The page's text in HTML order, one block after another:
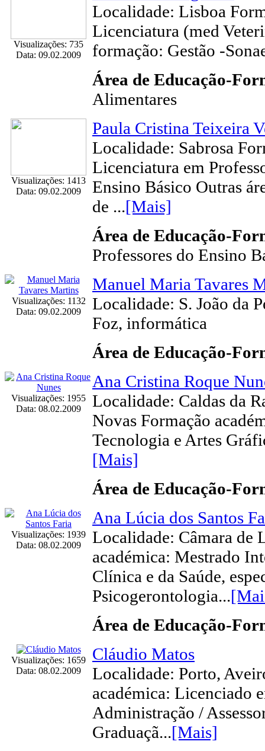
Visualizações: 735
Data: 09.02.2009
Localidade: Lisboa
Licenciatura (med
formação: Gestão -
Área de Educação-
Alimentares
Visualizações: 1413
Data: 09.02.2009
Paula Cristina Teixeira
Localidade: Sabrosa
Licenciatura em
Ensino Básico Outras
de ...[Mais]
Área de Educação-
Professores do Ensino
Visualizações: 1132
Data: 09.02.2009
Manuel Maria Tavares
Localidade: S. João da
Foz, informática
Área de Educação-
Visualizações: 1955
Data: 08.02.2009
Ana Cristina Roque
Localidade: Caldas da
Novas Formação
Tecnologia e Artes
[Mais]
Área de Educação-
Visualizações: 1939
Data: 08.02.2009
Ana Lúcia dos Santos
Localidade: Câmara de
académica: Mestrado
Clínica e da Saúde,
Psicogerontologia...
Área de Educação-
Visualizações: 1659
Data: 08.02.2009
Cláudio Matos
Localidade: Porto,
académica: Licenciado
Administração /
Graduaçã...[Mais]